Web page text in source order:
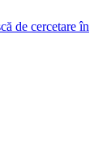
de cercetare în